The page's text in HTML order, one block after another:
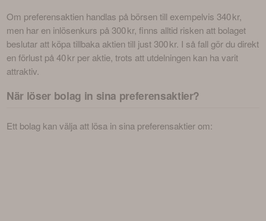
Om preferensaktien handlas på börsen till exempelvis 340 kr,
men har en inlösenkurs på 300 kr, finns alltid risken att bolaget
beslutar att köpa tillbaka aktien till just 300 kr. I så fall gör du direkt
en förlust på 40 kr per aktie, trots att utdelningen kan ha varit
attraktiv.
När löser bolag in sina preferensaktier?
Ett bolag kan välja att lösa in sina preferensaktier om: